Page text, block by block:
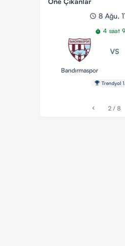
schedule 8 Ağu,
timer 4 saat
Bandırmaspor
VS
emoji_events Trendyol
chevron_left 2 / 8